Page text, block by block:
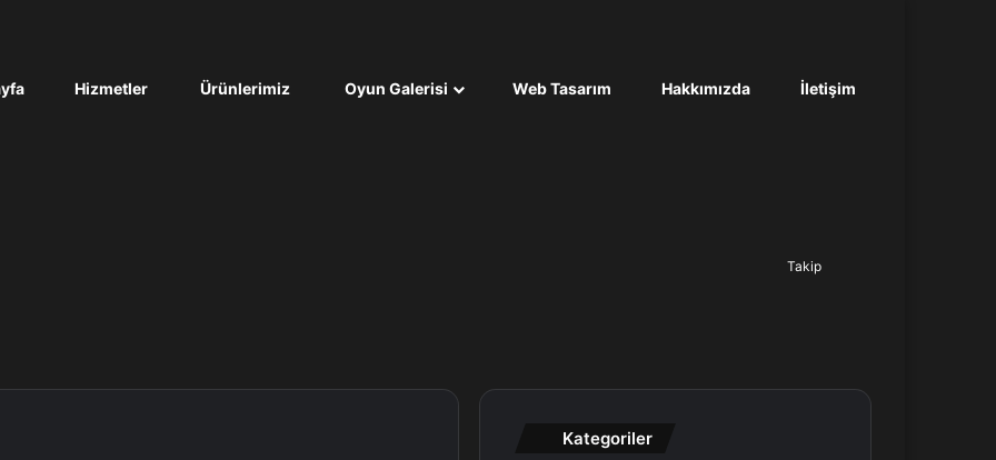
Hizmetler Ürünlerimiz Oyun Galerisi Web Tasarım Hakkımızda İletişim
Takip
Kategoriler